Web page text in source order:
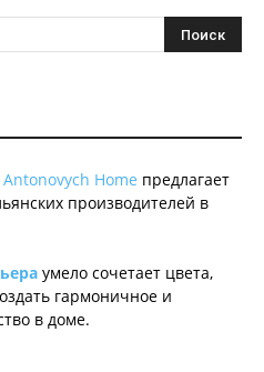
Home предлагает
производителей в
умело сочетает цвета,
гармоничное и
в доме.